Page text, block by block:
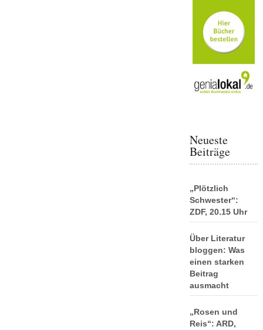
Neueste
Beiträge
„Plötzlich
Schwester“:
ZDF, 20.15 Uhr
Über Literatur
bloggen: Was
einen starken
Beitrag
ausmacht
„Rosen und
Reis“: ARD,